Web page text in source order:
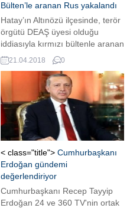
Bülten’le aranan Rus yakalandı
Hatay’ın Altınözü ilçesinde, terör
örgütü DEAŞ üyesi olduğu
iddiasıyla kırmızı bültenle aranan
şüpheli ile eşi gözaltına alındı.
Operasyonda Rus vatandaşı
A.M. (61) tutulanırken eşi Rus
vatandaşı M.M. (44) ise serbest
bırakıldı. Jandarma ekipleri,
Karbeyaz Mahallesi Çeşme
mevkisinde bazı kişilerin yasa
dışı yollarla Suriye’den
Türkiye’ye geçmeye çalıştığını
tespit etti. Düzenlenen
operasyonda...
21.04.2018 0
< class="title"> Cumhurbaşkanı
Erdoğan gündemi
değerlendiriyor
Cumhurbaşkanı Recep Tayyip
Erdoğan 24 ve 360 TV'nin ortak